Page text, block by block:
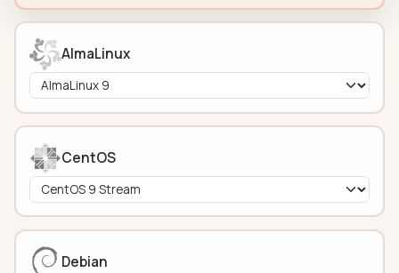
AlmaLinux
CentOS
Debian